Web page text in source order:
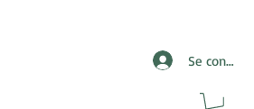
Se connecter